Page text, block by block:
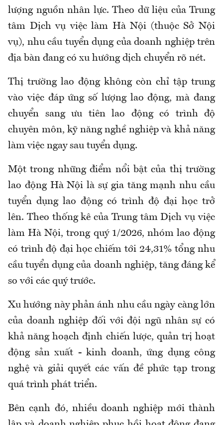
lượng nguồn nhân lực. Theo dữ liệu củaTrung
tâm Dịch vụ việc làm Hà Nội (thuộc Sở Nội
vụ), nhu cầu tuyển dụng của doanh nghiệptrên
địa bàn đang có xu hướng dịch chuyển rõ nét.
Thị trường lao động không còn chỉ tập trung
vào việc đáp ứng số lượng lao động, mà đang
chuyển sang ưu tiên lao động có trình độ
chuyên môn, kỹ năng nghề nghiệp và khả năng
làm việc ngay sau tuyển dụng.
Một trong những điểm nổi bật của thị trường
lao động Hà Nội là sự gia tăng mạnh nhu cầu
tuyển dụng lao động có trình độ đại học trở
lên. Theo thống kê của Trung tâm Dịch vụ việc
làm Hà Nội, trong quý 1/2026, nhóm lao động
có trình độ đại học chiếm tới 24,31% tổng nhu
cầu tuyển dụng của doanh nghiệp, tăng đáng kể
so với các quý trước.
Xu hướng này phản ánh nhu cầu ngày càng lớn
của doanh nghiệp đối với đội ngũ nhân sự có
khả năng hoạch định chiến lược, quản trị hoạt
động sản xuất - kinh doanh, ứng dụng công
nghệ và giải quyết các vấn đề phức tạp trong
quá trình phát triển.
Bên cạnh đó, nhiều doanh nghiệp mới thành